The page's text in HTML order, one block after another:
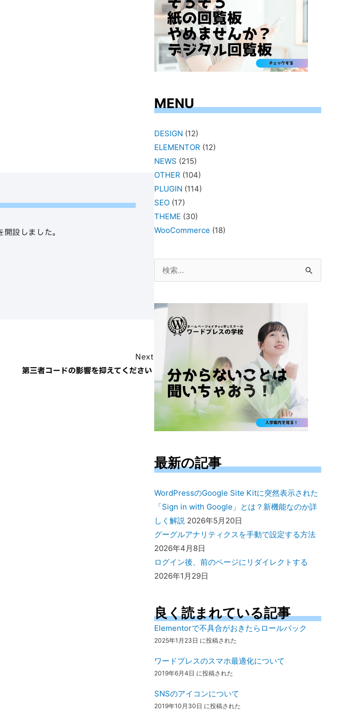
設しました。
Next
第三者コードの影響を抑えてください
MENU
DESIGN (12)
ELEMENTOR (12)
NEWS (215)
OTHER (104)
PLUGIN (114)
SEO(17)
THEME (30)
WooCommerce (18)
象:
最新の記事
WordPressのGoogle Site Kitに突然表示された
「Sign in with Google」とは？新機能なのか詳
しく解説 2026年5月20日
グーグルアナリティクスを手動で設定する方法
2026年4月8日
ログイン後、前のページにリダイレクトする
2026年1月29日
良く読まれている記事
Elementorで不具合がおきたらロールバック
2025年1月23日 に投稿された
ワードプレスのスマホ最適化について
2019年6月4日 に投稿された
SNSのアイコンについて
2019年10月30日 に投稿された